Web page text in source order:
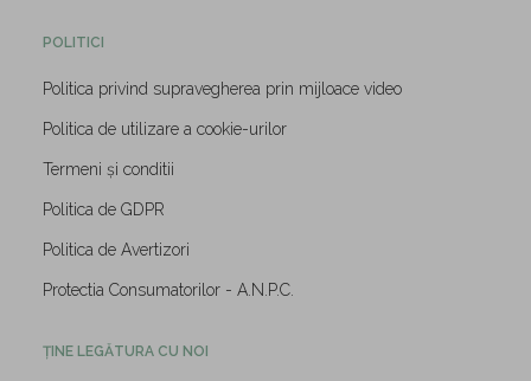
POLITICI
Politica privind supravegherea prin mijloace video
Politica de utilizare a cookie-urilor
Termeni și conditii
Politica de GDPR
Politica de Avertizori
Protectia Consumatorilor - A.N.P.C.
ȚINE LEGĂTURA CU NOI